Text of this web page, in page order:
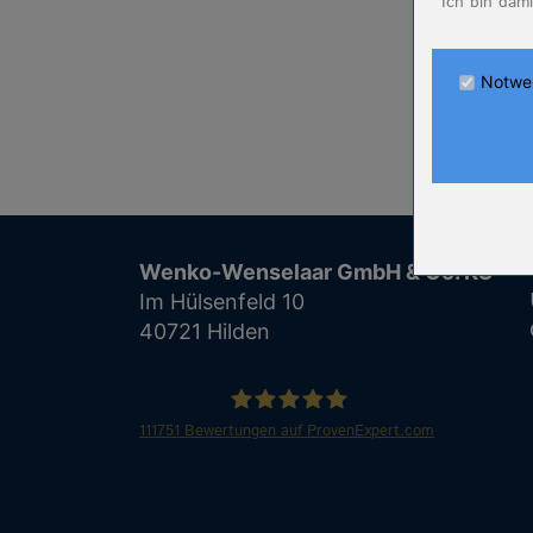
Wenko-Wenselaar GmbH & Co. KG
Im Hülsenfeld 10
40721 Hilden
111751 Bewertungen auf ProvenExpert.com
Zweck
Cookie Name
Anbieter
Cookie